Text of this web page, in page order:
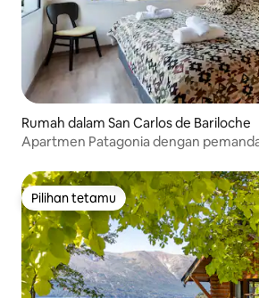
Rumah dalam San Carlos de Bariloche
Apartmen Patagonia dengan
Pilihan tetamu
Pilihan tetamu